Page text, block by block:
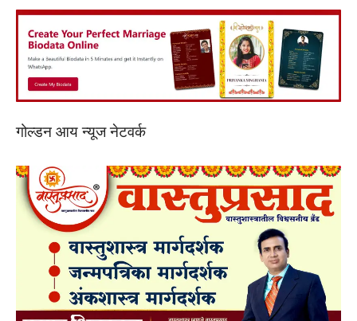
गोल्डन आय न्यूज नेटवर्क